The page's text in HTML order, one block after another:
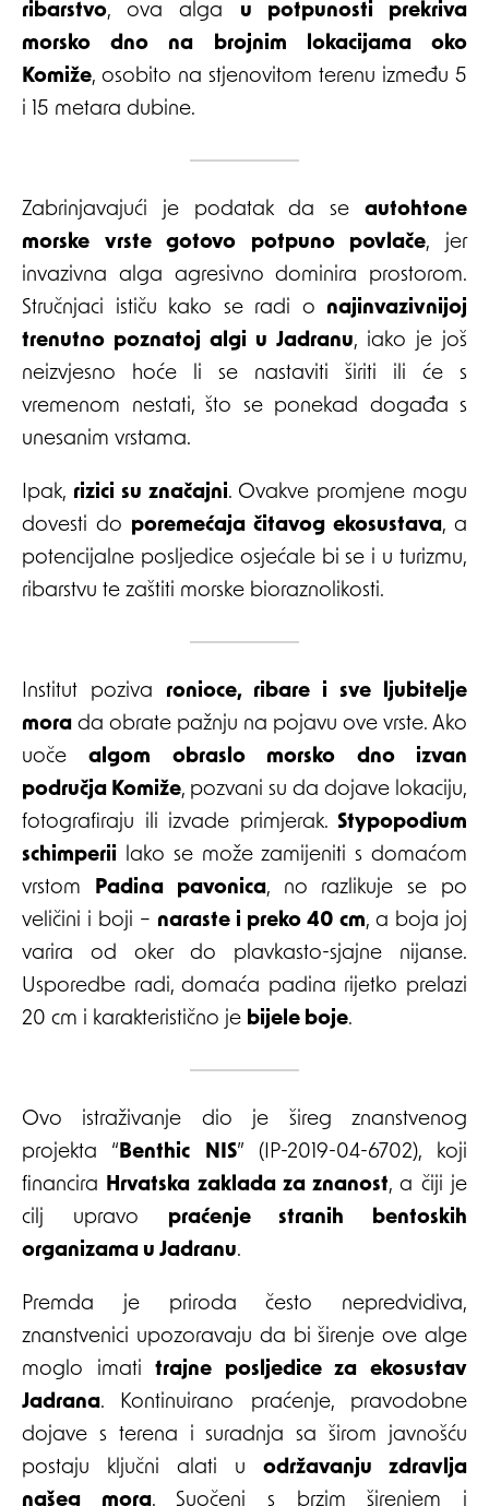
ribarstvo, ova alga u potpunosti prekriva
morsko dno na brojnim lokacijama oko
Komiže, osobito na stjenovitom terenu između 5
i 15 metara dubine.
Zabrinjavajući je podatak da se autohtone
morske vrste gotovo potpuno povlače, jer
invazivna alga agresivno dominira prostorom.
Stručnjaci ističu kako se radi o najinvazivnijoj
trenutno poznatoj algi u Jadranu, iako je još
neizvjesno hoće li se nastaviti širiti ili će s
vremenom nestati, što se ponekad događa s
unesanim vrstama.
Ipak, rizici su značajni. Ovakve promjene mogu
dovesti do poremećaja čitavog ekosustava, a
potencijalne posljedice osjećale bi se i u turizmu,
ribarstvu te zaštiti morske bioraznolikosti.
Institut poziva ronioce, ribare i sve ljubitelje
mora da obrate pažnju na pojavu ove vrste. Ako
uočealgom obraslo morsko dno izvan
područja Komiže, pozvani su da dojave lokaciju,
fotografiraju ili izvade primjerak. Stypopodium
schimperii lako se može zamijeniti s domaćom
vrstom Padina pavonica, no razlikuje se po
veličini i boji – naraste i preko 40 cm, a boja joj
varira od oker do plavkasto-sjajne nijanse.
Usporedbe radi, domaća padina rijetko prelazi
20 cm i karakteristično je bijele boje.
Ovo istraživanje dio je šireg znanstvenog
projekta “Benthic NIS” (IP-2019-04-6702), koji
financira Hrvatska zaklada za znanost, a čiji je
cilj upravo praćenje stranih bentoskih
organizama u Jadranu.
Premda je priroda često nepredvidiva,
znanstvenici upozoravaju da bi širenje ove alge
moglo imatitrajne posljedice za ekosustav
Jadrana. Kontinuirano praćenje, pravodobne
dojave s terena i suradnja sa širom javnošću
postaju ključni alati u održavanju zdravlja
našeg mora. Suočeni s brzim širenjem i